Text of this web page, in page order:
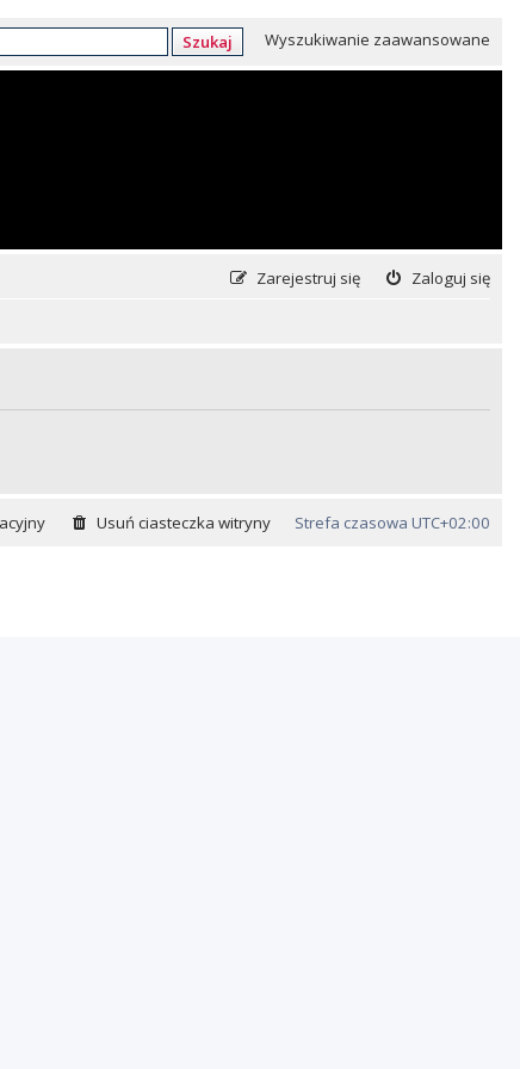
Szukaj Wyszukiwanie zaawansowane
Zaloguj się
Zarejestruj się
Strefa czasowa UTC+02:00
Usuń ciasteczka witryny